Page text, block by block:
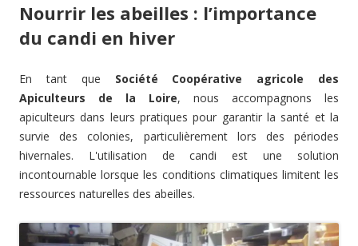
Nourrir les abeilles : l’importance
du candi en hiver
En tant que Société Coopérative agricole des
Apiculteurs de la Loire, nous accompagnons les
apiculteurs dans leurs pratiques pour garantir la santé et la
survie des colonies, particulièrement lors des périodes
hivernales. L'utilisation de candi est une solution
incontournable lorsque les conditions climatiques limitent les
ressources naturelles des abeilles.